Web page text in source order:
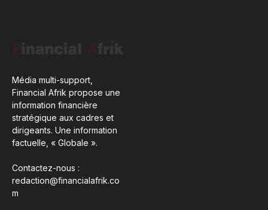
Média multi-support,
Financial Afrik propose une
information financière
stratégique aux cadres et
dirigeants. Une information
factuelle, « Globale ».
Contactez-nous :
redaction@financialafrik.co
m